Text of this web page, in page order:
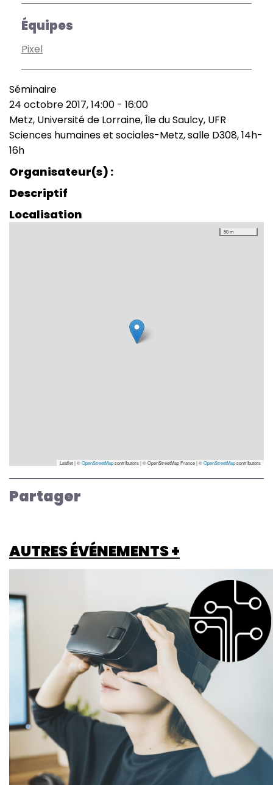
Équipes
Pixel
Type
de
manifestation
Séminaire
Date
(smart)
24 octobre 2017, 14:00 - 16:00
Lieu
Metz, Université de Lorraine, Île du Saulcy, UFR
Sciences humaines et sociales-Metz, salle D308, 14h-
16h
Organisateur(s)
Descriptif
Localisation
50 m
Leaflet | ©OpenStreetMapcontributors|© OpenStreetMap France | ©OpenStreetMapcontributors
Partager
AUTRES ÉVÉNEMENTS +